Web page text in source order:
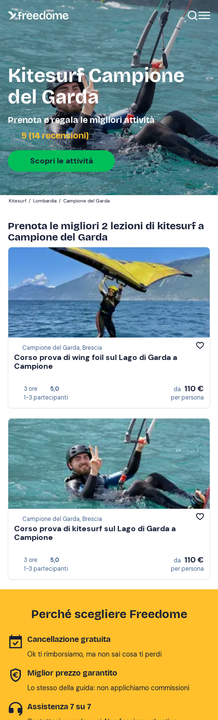
Kitesurf Campione
del Garda
Prenota o regala le migliori attività
5 (14 recensioni)
Scopri le attività
Kitesurf / Lombardia / Campione del Garda
Prenota le migliori 2 lezioni di kitesurf a
Campione del Garda
Campione del Garda, Brescia
Corso prova di wing foil sul Lago di Garda a
Campione
3 ore
5,0
1-3 partecipanti
da 110 €
per persona
Campione del Garda, Brescia
Corso prova di kitesurf sul Lago di Garda a
Campione
3 ore
5,0
1-3 partecipanti
da 110 €
per persona
Perché scegliere Freedome
Cancellazione gratuita
Ok ti rimborsiamo, ma non sai cosa ti perdi
Miglior prezzo garantito
Lo stesso della guida: non applichiamo commissioni
Assistenza 7 su 7